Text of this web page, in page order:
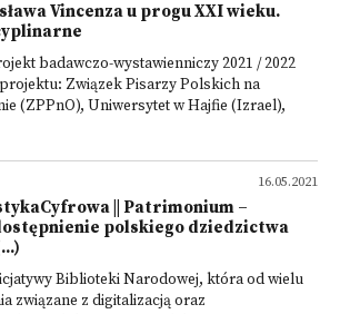
Vincenza u progu XXI wieku.
badawczo-wystawienniczy 2021 / 2022
Związek Pisarzy Polskich na
(ZPPnO), Uniwersytet w Hajfie (Izrael),
16.05.2021
|| Patrimonium –
polskiego dziedzictwa
Biblioteki Narodowej, która od wielu
związane z digitalizacją oraz